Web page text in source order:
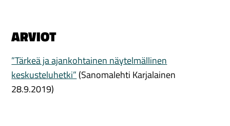
ARVIOT
”Tärkeä ja ajankohtainen näytelmällinen
keskusteluhetki” (Sanomalehti Karjalainen
28.9.2019)